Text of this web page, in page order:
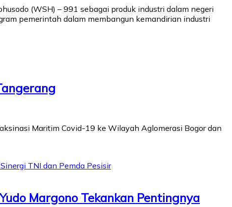
(WSH) – 991 sebagai produk industri dalam negeri
pemerintah dalam membangun kemandirian industri
Maritim Covid-19 ke Wilayah Aglomerasi Bogor dan
Margono Tekankan Pentingnya